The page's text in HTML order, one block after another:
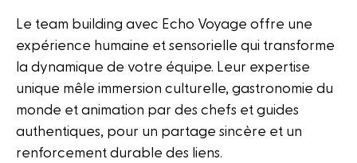
Le team building avec Echo Voyage offre une
expérience humaine et sensorielle qui transforme
la dynamique de votre équipe. Leur expertise
unique mêle immersion culturelle, gastronomie du
monde et animation par des chefs et guides
authentiques, pour un partage sincère et un
renforcement durable des liens.